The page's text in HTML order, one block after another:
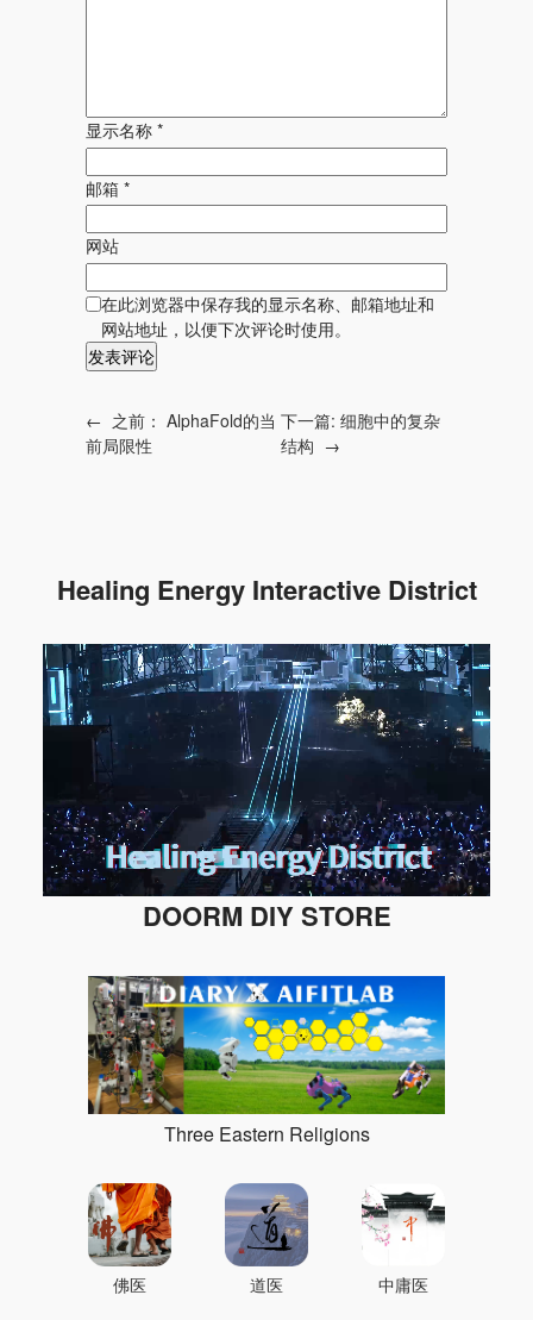
显示名称 *
邮箱 *
网站
在此浏览器中保存我的显示名称、邮箱地址和
网站地址，以便下次评论时使用。
← 之前： AlphaFold的当
前局限性
下一篇:细胞中的复杂
结构 →
Healing Energy Interactive District
DOORM DIY STORE
Three Eastern Religions
佛医 道医 中庸医